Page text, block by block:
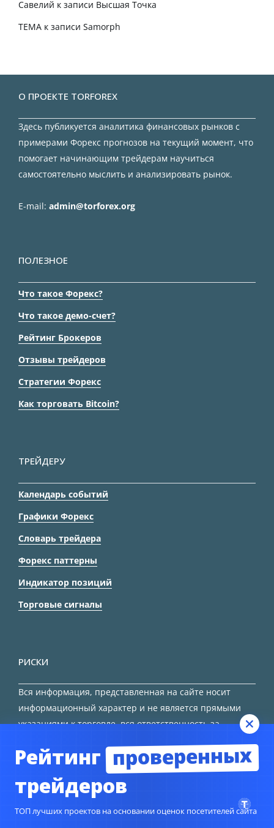
Савелий к записи Высшая Точка
TEMA к записи Samorph
О ПРОЕКТЕ TORFOREX
Здесь публикуется аналитика финансовых рынков с
примерами Форекс прогнозов на текущий момент, что
помогает начинающим трейдерам научиться
самостоятельно мыслить и анализировать рынок.
E-mail: admin@torforex.org
ПОЛЕЗНОЕ
Что такое Форекс?
Что такое демо-счет?
Рейтинг Брокеров
Отзывы трейдеров
Стратегии Форекс
Как торговать Bitcoin?
ТРЕЙДЕРУ
Календарь событий
Графики Форекс
Словарь трейдера
Форекс паттерны
Индикатор позиций
Торговые сигналы
РИСКИ
Вся информация, представленная на сайте носит
информационный характер и не является прямыми
указаниями к торговле, вся ответственность за
Рейтинг проверенных
трейдеров
ТОП лучших проектов на основании оценок посетителей сайта